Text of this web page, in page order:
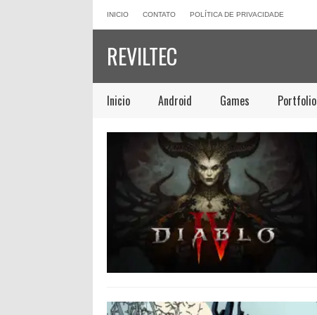
INICIO CONTATO POLÍTICA DE PRIVACIDADE
REVILTEC
Inicio Android Games Portfolio